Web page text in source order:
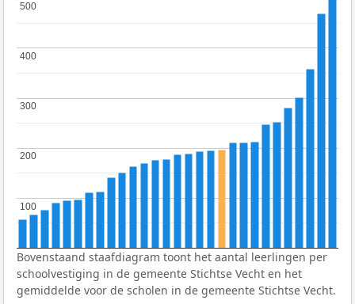
100
100
200
200
300
300
400
400
500
500
Bovenstaand staafdiagram toont het aantal leerlingen per
schoolvestiging in de gemeente Stichtse Vecht en het
gemiddelde voor de scholen in de gemeente Stichtse Vecht.